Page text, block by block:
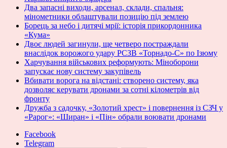
Два запасні виходи, арсенал, склади, спальня:
мінометники облаштували позицію під землею
Борець за небо і дитячі мрії: історія прикордонника
«Кума»
Двоє людей загинули, ще четверо постраждали
внаслідок ворожого удару РСЗВ «Торнадо-С» по Ізюму
Харчування військових реформують: Міноборони
запускає нову систему закупівель
Вбивати ворога на відстані: створено систему, яка
дозволяє керувати дронами за сотні кілометрів від
фронту
Дружба з садочку, «Золотий хрест» і повернення із СЗЧ у
«Рарог»: «Ширан» і «Пін» обрали воювати дронами
Facebook
Telegram